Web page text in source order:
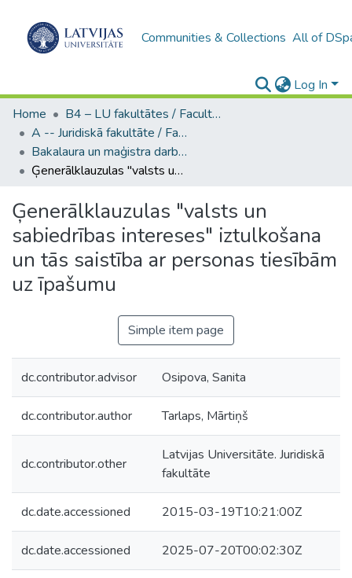
Communities & Collections All of
Log In
Home
B4 – LU fakultātes / Faculties of the UL
A -- Juridiskā fakultāte / Faculty of Law
Bakalaura un maģistra darbi (JF) / Bachelor's and Master's theses
Ģenerālklauzulas "valsts un sabiedrības intereses" iztulkošana un tās saistība ar personas tiesībām uz īpašumu
Ģenerālklauzulas "valsts un
sabiedrības intereses" iztulkošana
un tās saistība ar personas tiesībām
uz īpašumu
Simple item page
dc.contributor.advisor Osipova, Sanita
dc.contributor.author Tarlaps, Mārtiņš
dc.contributor.other
Latvijas Universitāte. Juridiskā
fakultāte
dc.date.accessioned 2015-03-19T10:21:00Z
dc.date.accessioned 2025-07-20T00:02:30Z